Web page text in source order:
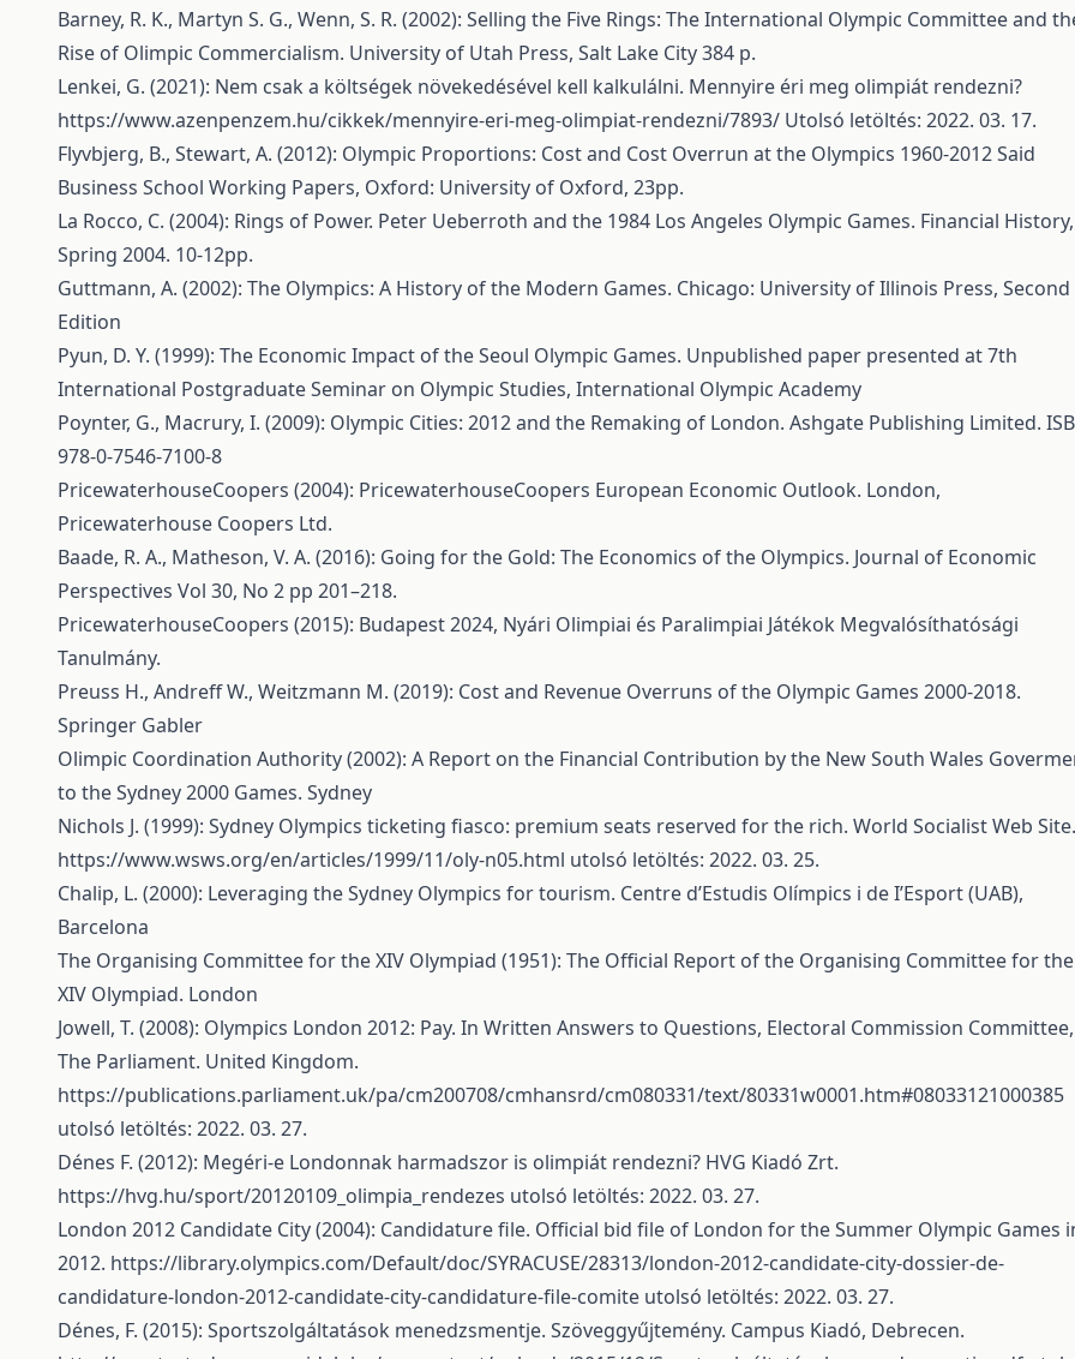
Barney, R. K., Martyn S. G., Wenn, S. R. (2002): Selling the Five Rings: The International Olympic Committee and
Rise of Olimpic Commercialism. University of Utah Press, Salt Lake City 384 p.
Lenkei, G. (2021): Nem csak a költségek növekedésével kell kalkulálni. Mennyire éri meg olimpiát rendezni?
https://www.azenpenzem.hu/cikkek/mennyire-eri-meg-olimpiat-rendezni/7893/ Utolsó letöltés: 2022. 03. 17.
Flyvbjerg, B., Stewart, A. (2012): Olympic Proportions: Cost and Cost Overrun at the Olympics 1960-2012 Said
Business School Working Papers, Oxford: University of Oxford, 23pp.
La Rocco, C. (2004): Rings of Power. Peter Ueberroth and the 1984 Los Angeles Olympic Games. Financial History,
Spring 2004. 10-12pp.
Guttmann, A. (2002): The Olympics: A History of the Modern Games. Chicago: University of Illinois Press, Second
Edition
Pyun, D. Y. (1999): The Economic Impact of the Seoul Olympic Games. Unpublished paper presented at 7th
International Postgraduate Seminar on Olympic Studies, International Olympic Academy
Poynter, G., Macrury, I. (2009): Olympic Cities: 2012 and the Remaking of London. Ashgate Publishing Limited.
978-0-7546-7100-8
PricewaterhouseCoopers (2004): PricewaterhouseCoopers European Economic Outlook. London,
Pricewaterhouse Coopers Ltd.
Baade, R. A., Matheson, V. A. (2016): Going for the Gold: The Economics of the Olympics. Journal of Economic
Perspectives Vol 30, No 2 pp 201–218.
PricewaterhouseCoopers (2015): Budapest 2024, Nyári Olimpiai és Paralimpiai Játékok Megvalósíthatósági
Tanulmány.
Preuss H., Andreff W., Weitzmann M. (2019): Cost and Revenue Overruns of the Olympic Games 2000-2018.
Springer Gabler
Olimpic Coordination Authority (2002): A Report on the Financial Contribution by the New South Wales
to the Sydney 2000 Games. Sydney
Nichols J. (1999): Sydney Olympics ticketing fiasco: premium seats reserved for the rich. World Socialist Web Site.
https://www.wsws.org/en/articles/1999/11/oly-n05.html utolsó letöltés: 2022. 03. 25.
Chalip, L. (2000): Leveraging the Sydney Olympics for tourism. Centre d’Estudis Olímpics i de I’Esport (UAB),
Barcelona
The Organising Committee for the XIV Olympiad (1951): The Official Report of the Organising Committee for the
XIV Olympiad. London
Jowell, T. (2008): Olympics London 2012: Pay. In Written Answers to Questions, Electoral Commission Committee,
The Parliament. United Kingdom.
https://publications.parliament.uk/pa/cm200708/cmhansrd/cm080331/text/80331w0001.htm#08033121000385
utolsó letöltés: 2022. 03. 27.
Dénes F. (2012): Megéri-e Londonnak harmadszor is olimpiát rendezni? HVG Kiadó Zrt.
https://hvg.hu/sport/20120109_olimpia_rendezes utolsó letöltés: 2022. 03. 27.
London 2012 Candidate City (2004): Candidature file. Official bid file of London for the Summer Olympic Games
2012. https://library.olympics.com/Default/doc/SYRACUSE/28313/london-2012-candidate-city-dossier-de-
candidature-london-2012-candidate-city-candidature-file-comite utolsó letöltés: 2022. 03. 27.
Dénes, F. (2015): Sportszolgáltatások menedzsmentje. Szöveggyűjtemény. Campus Kiadó, Debrecen.